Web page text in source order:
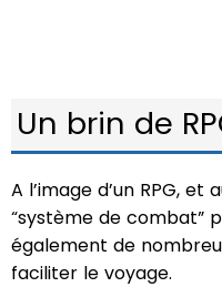
Un brin de
A l’image d’un RPG,
“système de combat”
également de
faciliter le voyage.